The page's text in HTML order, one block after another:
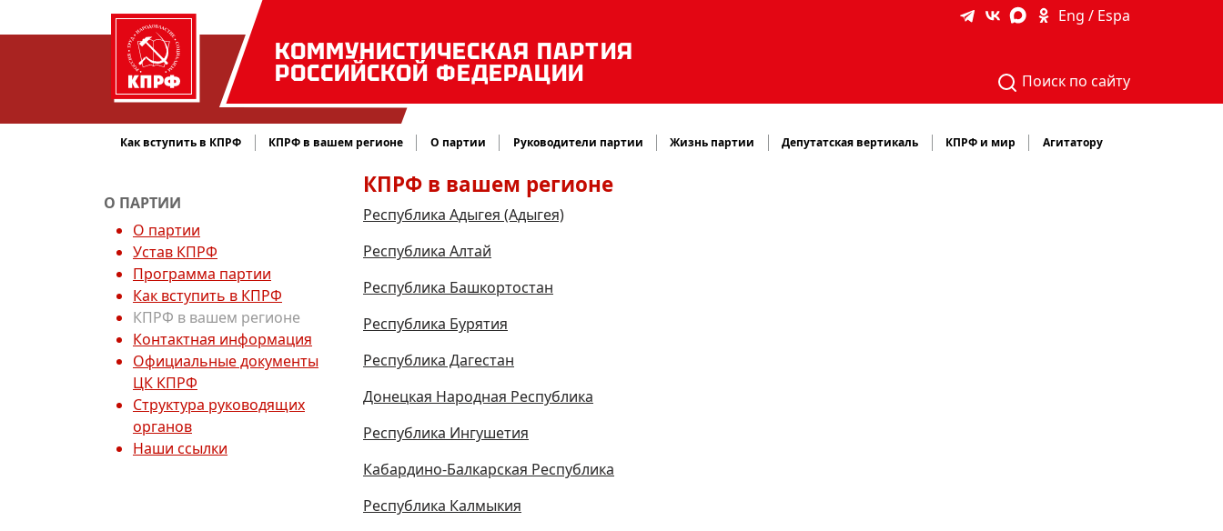
КОММУНИСТИЧЕСКАЯ ПАРТИЯ
РОССИЙСКОЙ ФЕДЕРАЦИИ
Eng / Espa
Поиск по сайту
Как вступить в КПРФ КПРФ в вашем регионе О партии Руководители партии Жизнь партии Депутатская вертикаль КПРФ и мир Агитатору
О ПАРТИИ
О партии
Устав КПРФ
Программа партии
Как вступить в КПРФ
КПРФ в вашем регионе
Контактная информация
Официальные документы
ЦК КПРФ
Структура руководящих
органов
Наши ссылки
КПРФ в вашем регионе
Республика Адыгея (Адыгея)
Республика Алтай
Республика Башкортостан
Республика Бурятия
Республика Дагестан
Донецкая Народная Республика
Республика Ингушетия
Кабардино-Балкарская Республика
Республика Калмыкия